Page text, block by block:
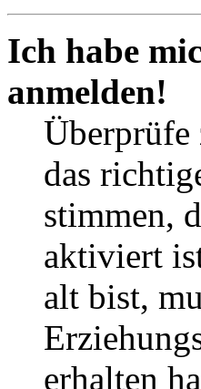
Ich habe
anmelden!
Überprüfe
das
stimmen,
aktiviert
alt bist,
erhalten